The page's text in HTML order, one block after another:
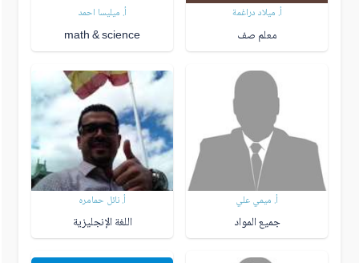
أ. ميلاد دراغمة
معلم صف
أ. ميليسا احمد
math & science
أ. ميمي علي
جميع المواد
أ. نائل حمامره
اللغة الإنجليزية